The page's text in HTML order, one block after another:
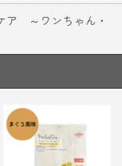
ア ～ワンちゃん・